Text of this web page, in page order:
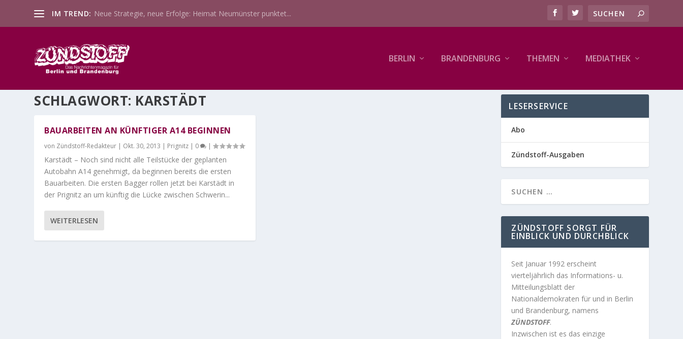
IM TREND: Neue Strategie, neue Erfolge: Heimat Neumünster punktet...
BERLIN BRANDENBURG THEMEN MEDIATHEK
SCHLAGWORT: KARSTÄDT
BAUARBEITEN AN KÜNFTIGER A14 BEGINNEN
von Zündstoff-Redakteur | Okt. 30, 2013 | Prignitz | 0 |
Karstädt – Noch sind nicht alle Teilstücke der geplanten
Autobahn A14 genehmigt, da beginnen bereits die ersten
Bauarbeiten. Die ersten Bagger rollen jetzt bei Karstädt in
der Prignitz an um künftig die Lücke zwischen Schwerin...
WEITERLESEN
LESERSERVICE
Abo
Zündstoff-Ausgaben
ZÜNDSTOFF SORGT FÜR
EINBLICK UND DURCHBLICK
Seit Januar 1992 erscheint
vierteljährlich das Informations- u.
Mitteilungsblatt der
Nationaldemokraten für und in Berlin
und Brandenburg, namens
ZÜNDSTOFF.
Inzwischen ist es das einzige